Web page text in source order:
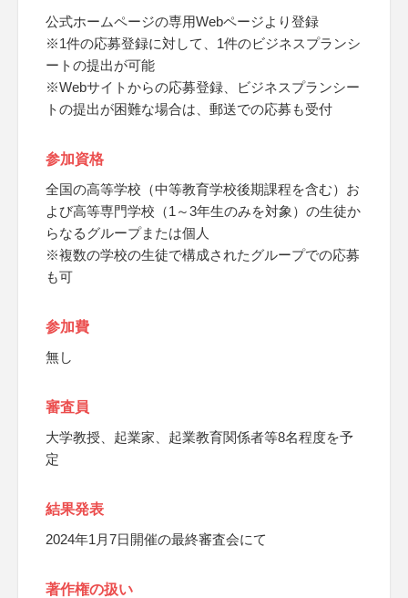
公式ホームページの専用Webページより登録
※1件の応募登録に対して、1件のビジネスプランシ
ートの提出が可能
※Webサイトからの応募登録、ビジネスプランシー
トの提出が困難な場合は、郵送での応募も受付
参加資格
全国の高等学校（中等教育学校後期課程を含む）お
よび高等専門学校（1～3年生のみを対象）の生徒か
らなるグループまたは個人
※複数の学校の生徒で構成されたグループでの応募
も可
参加費
無し
審査員
大学教授、起業家、起業教育関係者等8名程度を予
定
結果発表
2024年1月7日開催の最終審査会にて
著作権の扱い